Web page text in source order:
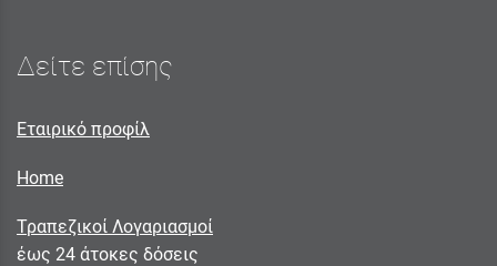
Δείτε επίσης
Εταιρικό προφίλ
Home
Τραπεζικοί Λογαριασμοί
έως 24 άτοκες δόσεις